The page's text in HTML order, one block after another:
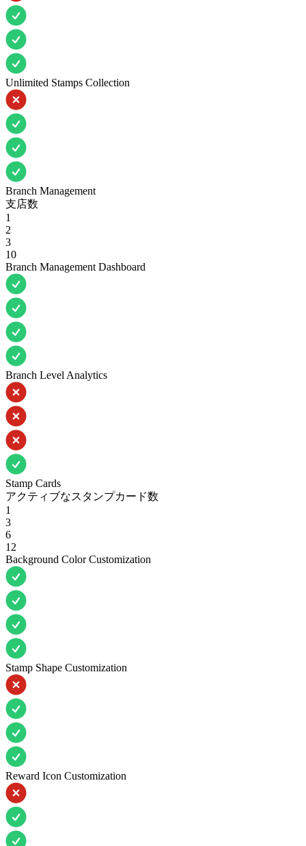
Unlimited Stamps Collection
Branch Management
支店数
1
2
3
10
Branch Management Dashboard
Branch Level Analytics
Stamp Cards
アクティブなスタンプカード数
1
3
6
12
Background Color Customization
Stamp Shape Customization
Reward Icon Customization